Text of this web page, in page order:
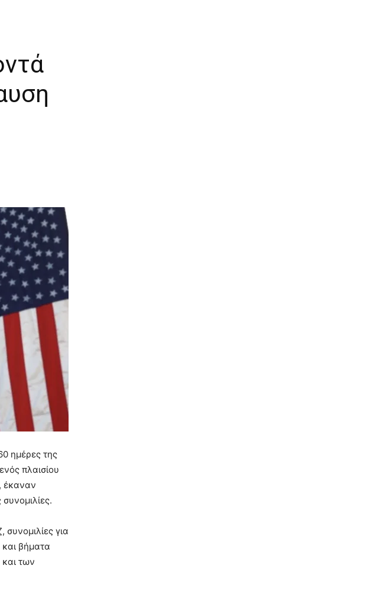
ημέρες της
πλαισίου
έκαναν
για
βήματα
των